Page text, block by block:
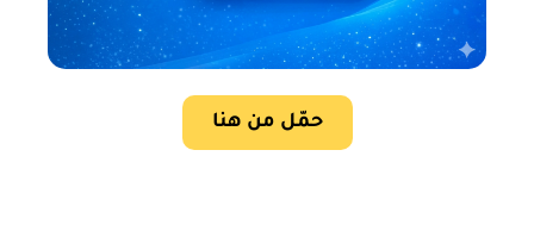
حمّل من هنا